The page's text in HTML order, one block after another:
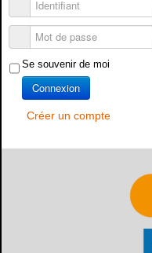
Identifiant
Mot de passe
Se souvenir de moi
Connexion
Créer un compte